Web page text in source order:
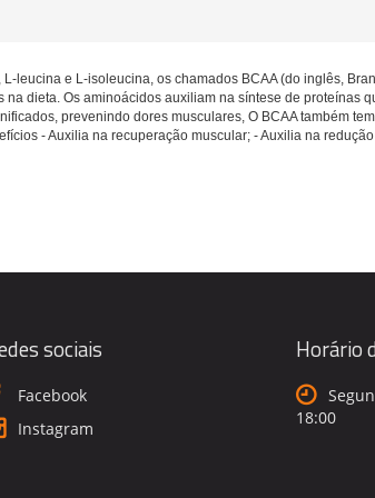
leucina e L-isoleucina, os chamados BCAA (do inglês,
dieta. Os aminoácidos auxiliam na síntese de proteínas
prevenindo dores musculares, O BCAA também
- Auxilia na recuperação muscular; - Auxilia na
sociais
Facebook
Instagram
Horário
18:00